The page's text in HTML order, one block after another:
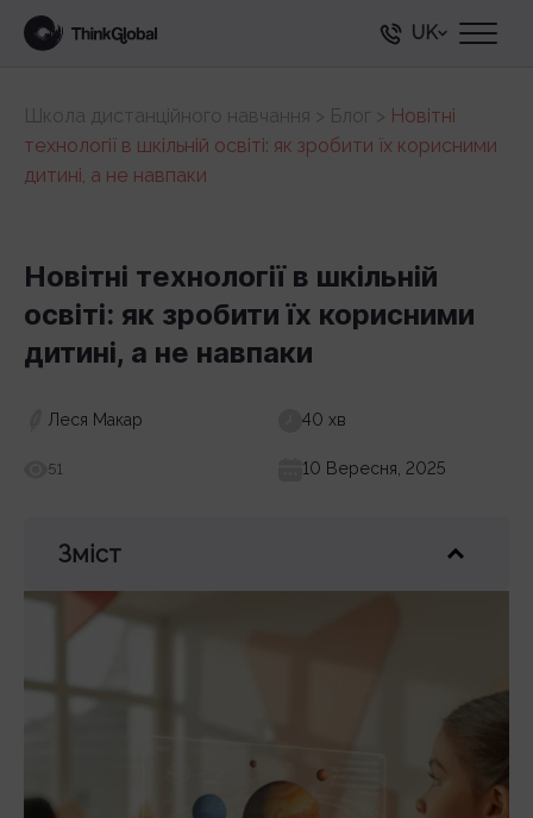
UK
Школа дистанційного навчання > Блог > Новітні
технології в шкільній освіті: як зробити їх корисними
дитині, а не навпаки
Новітні технології в шкільній
освіті: як зробити їх корисними
дитині, а не навпаки
Леся Макар 40 хв
51 10 Вересня, 2025
Зміст